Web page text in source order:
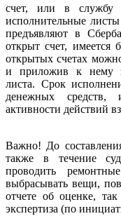
счет, или в службу
исполнительные
предъявляют в
открыт счет, имеется
открытых счетах
и приложив к нему
листа. Срок
денежных
активности действий
Важно! До
также в течение
проводить
выбрасывать вещи,
отчете об оценке,
экспертиза (по